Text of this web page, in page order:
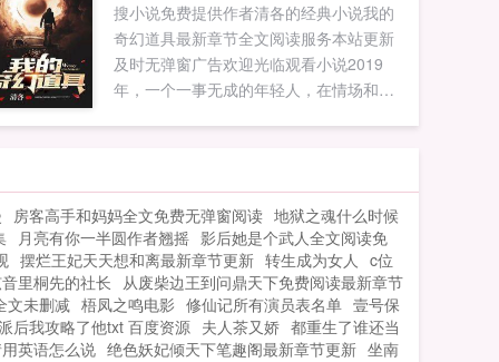
搜小说免费提供作者清各的经典小说我的
奇幻道具最新章节全文阅读服务本站更新
及时无弹窗广告欢迎光临观看小说2019
年，一个一事无成的年轻人，在情场和职
无穷银行卡，从而改变自己的命运。...
房客高手和妈妈全文免费无弹窗阅读 地狱之魂什么时候
月亮有你一半圆作者翘摇 影后她是个武人全文阅读免
摆烂王妃天天想和离最新章节更新 转生成为女人 c位
里桐先的社长 从废柴边王到问鼎天下免费阅读最新章节
文未删减 梧凤之鸣电影 修仙记所有演员表名单 壹号保
后我攻略了他txt 百度资源 夫人茶又娇 都重生了谁还当
英语怎么说 绝色妖妃倾天下笔趣阁最新章节更新 坐南